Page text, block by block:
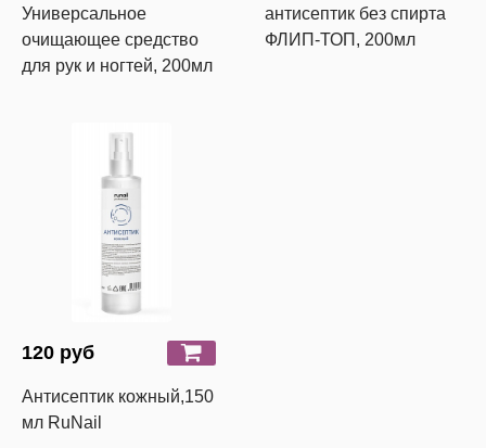
Универсальное
очищающее средство
для рук и ногтей, 200мл
антисептик без спирта
ФЛИП-ТОП, 200мл
120 руб
Антисептик кожный,150
мл RuNail